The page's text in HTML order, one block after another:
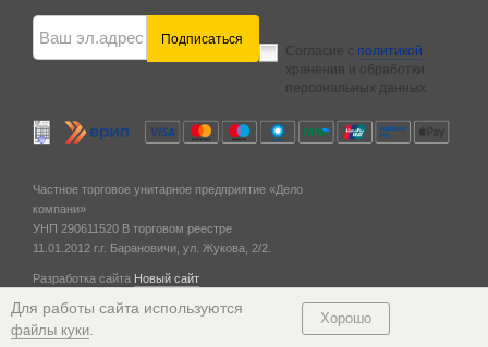
Подписаться
Согласие с политикой
хранения и обработки
персональных данных
Частное торговое унитарное предприятие «Дело
компани»
УНП 290611520 В торговом реестре
11.01.2012 г. г. Барановичи, ул. Жукова, 2/2.
Разработка сайта Новый сайт
Для работы сайта используются
файлы куки
Хорошо